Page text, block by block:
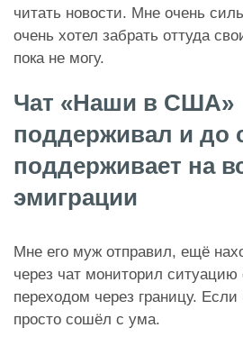
читать новости. Мне очень
очень хотел забрать оттуда
пока не могу.
Чат «Наши в США»
поддерживал и до
поддерживает на
эмиграции
Мне его муж отправил, ещё
через чат мониторил ситуацию
переходом через границу.
просто сошёл с ума.